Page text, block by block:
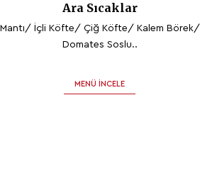
Ara Sıcaklar
Mantı/ İçli Köfte/ Çiğ Köfte/ Kalem Börek/
Domates Soslu..
MENÜ İNCELE